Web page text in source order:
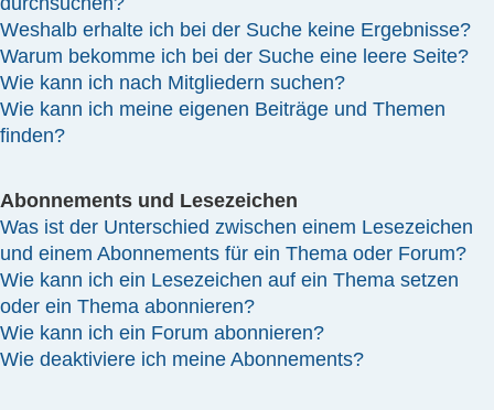
Weshalb erhalte ich bei der Suche keine Ergebnisse?
Warum bekomme ich bei der Suche eine leere Seite?
Wie kann ich nach Mitgliedern suchen?
Wie kann ich meine eigenen Beiträge und Themen
finden?
Abonnements und Lesezeichen
Was ist der Unterschied zwischen einem Lesezeichen
und einem Abonnements für ein Thema oder Forum?
Wie kann ich ein Lesezeichen auf ein Thema setzen
oder ein Thema abonnieren?
Wie kann ich ein Forum abonnieren?
Wie deaktiviere ich meine Abonnements?